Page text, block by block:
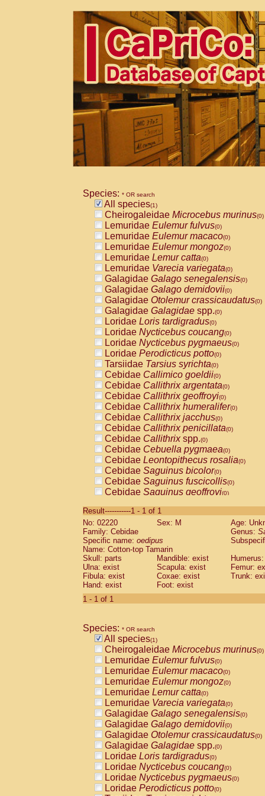
Species: * OR search
All species(1)
Cheirogaleidae Microcebus murinus(0)
Lemuridae Eulemur fulvus(0)
Lemuridae Eulemur macaco(0)
Lemuridae Eulemur mongoz(0)
Lemuridae Lemur catta(0)
Lemuridae Varecia variegata(0)
Galagidae Galago senegalensis(0)
Galagidae Galago demidovii(0)
Galagidae Otolemur crassicaudatus(0)
Galagidae Galagidae spp.(0)
Loridae Loris tardigradus(0)
Loridae Nycticebus coucang(0)
Loridae Nycticebus pygmaeus(0)
Loridae Perodicticus potto(0)
Tarsiidae Tarsius syrichta(0)
Cebidae Callimico goeldii(0)
Cebidae Callithrix argentata(0)
Cebidae Callithrix geoffroyi(0)
Cebidae Callithrix humeralifer(0)
Cebidae Callithrix jacchus(0)
Cebidae Callithrix penicillata(0)
Cebidae Callithrixspp.(0)
Cebidae Cebuella pygmaea(0)
Cebidae Leontopithecus rosalia(0)
Cebidae Saguinus bicolor(0)
Cebidae Saguinus fuscicollis(0)
Cebidae Saguinus geoffroyi(0)
CebidaeSaguinus labiatus(0)
Cebidae Saguinus leucopus (0)
Cebidae
CebidaeSaguinus mystax
Cebidae Saguinus nigricollis (0)
Cebidae Saguinus oedipus
Cebidae Saguinus weddelli
Cebidae Saguinusspp.
Cebidae
CebidaeCebus capucinus
CebidaeCebus nigrivittatus
CebidaeCebus spp.(0)
CebidaeSaimiri boliviensis(0)
CebidaeSaimiri sciureus(0)
AtelidaeAlouatta caraya(0)
AtelidaeAlouatta fusca(0)
AtelidaeAlouatta seniculus(0)
AtelidaeAlouattaspp.(0)
AtelidaeAteles belzebuth(0)
AtelidaeAteles geoffroyi(0)
AtelidaeAteles paniscus(0)
AtelidaeAtelesspp.(0)
AtelidaeLagothrix lagothricha(0)
AtelidaeLagothrix lagothricha cana
PitheciidaeCacajao calvus
Result-----------1 - 1 of 1
No: 02220
Sex: M
Age:
Family: Cebidae
Genus:
Specific name: oedipus
Name: Cotton-top Tamarin
Skull: parts
Mandible: exist
Ulna: exist
Scapula: exist
Femur:
Fibula: exist
Coxae: exist
Trunk:
Hand: exist
Foot: exist
1 - 1 of 1
Species: * OR search
All species(1)
Cheirogaleidae Microcebus murinus(0)
Lemuridae Eulemur fulvus(0)
Lemuridae Eulemur macaco(0)
Lemuridae Eulemur mongoz(0)
Lemuridae Lemur catta(0)
Lemuridae Varecia variegata(0)
Galagidae Galago senegalensis(0)
Galagidae Galago demidovii(0)
Galagidae Otolemur crassicaudatus(0)
Galagidae Galagidae spp.(0)
Loridae Loris tardigradus(0)
Loridae Nycticebus coucang(0)
Loridae Nycticebus pygmaeus(0)
Loridae Perodicticus potto(0)